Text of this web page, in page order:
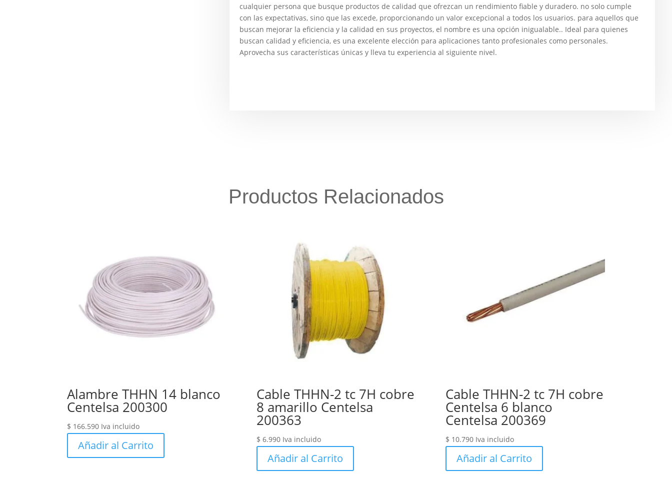
cualquier persona que busque productos de calidad que ofrezcan un rendimiento fiable y duradero. no solo cumple
con las expectativas, sino que las excede, proporcionando un valor excepcional a todos los usuarios. para aquellos que
buscan mejorar la eficiencia y la calidad en sus proyectos, el nombre es una opción inigualable.. Ideal para quienes
buscan calidad y eficiencia, es una excelente elección para aplicaciones tanto profesionales como personales.
Aprovecha sus características únicas y lleva tu experiencia al siguiente nivel.
Productos Relacionados
Alambre THHN 14 blanco
Centelsa 200300
$ 166.590 Iva incluido
Añadir al Carrito
Cable THHN-2 tc 7H cobre
8 amarillo Centelsa
200363
$ 6.990 Iva incluido
Añadir al Carrito
Cable THHN-2 tc 7H cobre
Centelsa 6 blanco
Centelsa 200369
$ 10.790 Iva incluido
Añadir al Carrito